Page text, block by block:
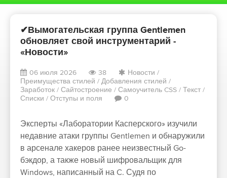
✔Вымогательская группа Gentlemen
обновляет свой инструментарий -
«Новости»
06 июля 2026 38 Новости /
Преимущества стилей / Добавления стилей /
Заработок / Сайтостроение / Самоучитель CSS / Текст /
Списки / Отступы и поля 0
Эксперты «Лаборатории Касперского» изучили
недавние атаки группы Gentlemen и обнаружили
в арсенале хакеров ранее неизвестный Go-
бэкдор, а также новый шифровальщик для
Windows, написанный на C. Судя по